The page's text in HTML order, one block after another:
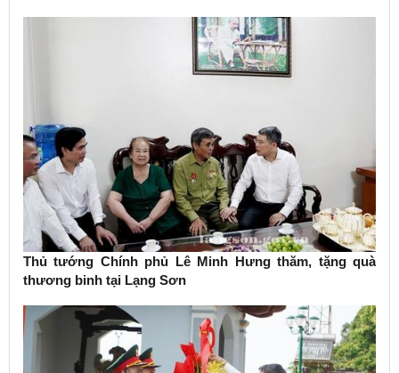
Thủ tướng Chính phủ Lê Minh Hưng thăm, tặng quà
thương binh tại Lạng Sơn